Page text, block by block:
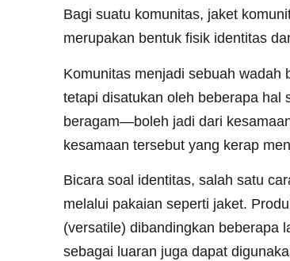
Bagi suatu komunitas, jaket
merupakan bentuk fisik identitas
Komunitas menjadi sebuah wadah
tetapi disatukan oleh beberapa hal
beragam—boleh jadi dari
kesamaan tersebut yang kerap
Bicara soal identitas, salah satu
melalui pakaian seperti jaket.
(versatile) dibandingkan beberapa
sebagai luaran juga dapat